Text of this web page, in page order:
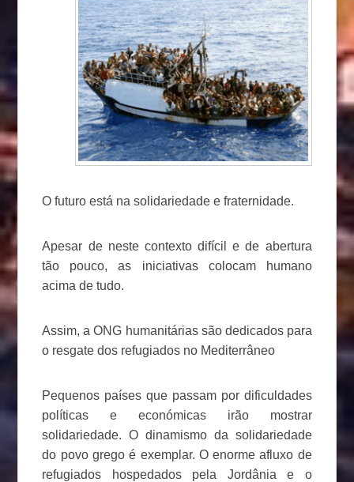
O futuro está na solidariedade e fraternidade.
Apesar de neste contexto difícil e de abertura
tão pouco, as iniciativas colocam humano
acima de tudo.
Assim, a ONG humanitárias são dedicados para
o resgate dos refugiados no Mediterrâneo
Pequenos países que passam por dificuldades
políticas e económicas irão mostrar
solidariedade. O dinamismo da solidariedade
do povo grego é exemplar. O enorme afluxo de
refugiados hospedados pela Jordânia e o